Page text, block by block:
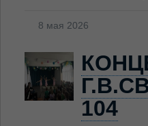
8 мая 2026
104